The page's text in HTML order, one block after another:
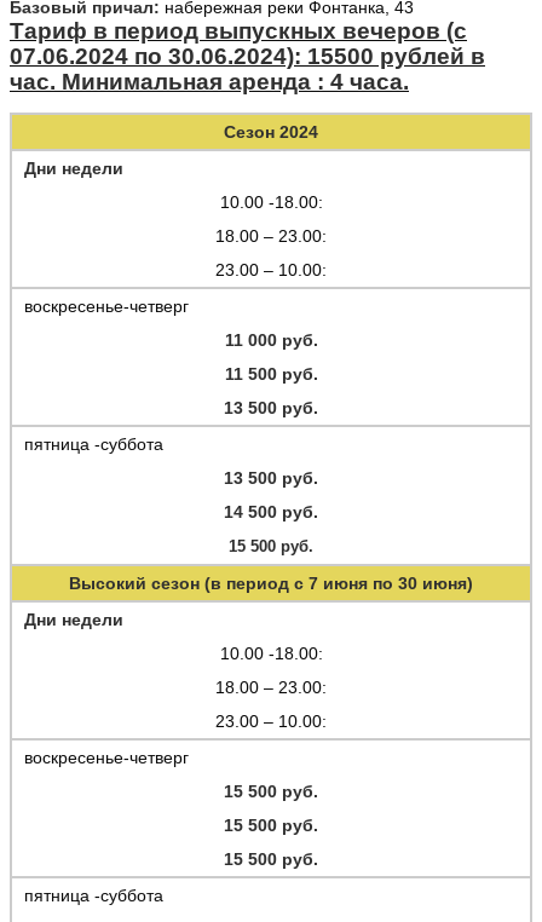
Базовый причал: набережная реки Фонтанка, 43
Тариф в период выпускных вечеров (с
07.06.2024 по 30.06.2024): 15500 рублей в
час. Минимальная аренда : 4 часа.
Сезон 2024
Дни недели
10.00 -18.00:
18.00 – 23.00:
23.00 – 10.00:
воскресенье-четверг
11 000 руб.
11 500 руб.
13 500 руб.
пятница -суббота
13 500 руб.
14 500 руб.
15 500 руб.
Высокий сезон (в период с 7 июня по 30 июня)
Дни недели
10.00 -18.00:
18.00 – 23.00:
23.00 – 10.00:
воскресенье-четверг
15 500 руб.
15 500 руб.
15 500 руб.
пятница -суббота